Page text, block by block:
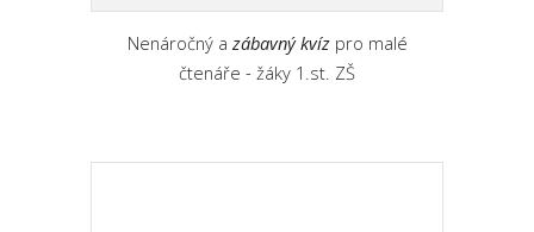
Nenáročný a zábavný kvíz pro malé
čtenáře - žáky 1.st. ZŠ